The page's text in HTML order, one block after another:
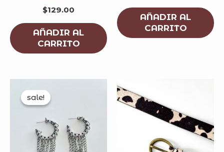
$129.00
AÑADIR AL
CARRITO
AÑADIR AL
CARRITO
sale!
sale!
current